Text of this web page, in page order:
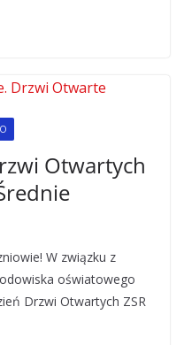
Otwartych
W związku z
oświatowego
Drzwi Otwartych ZSR